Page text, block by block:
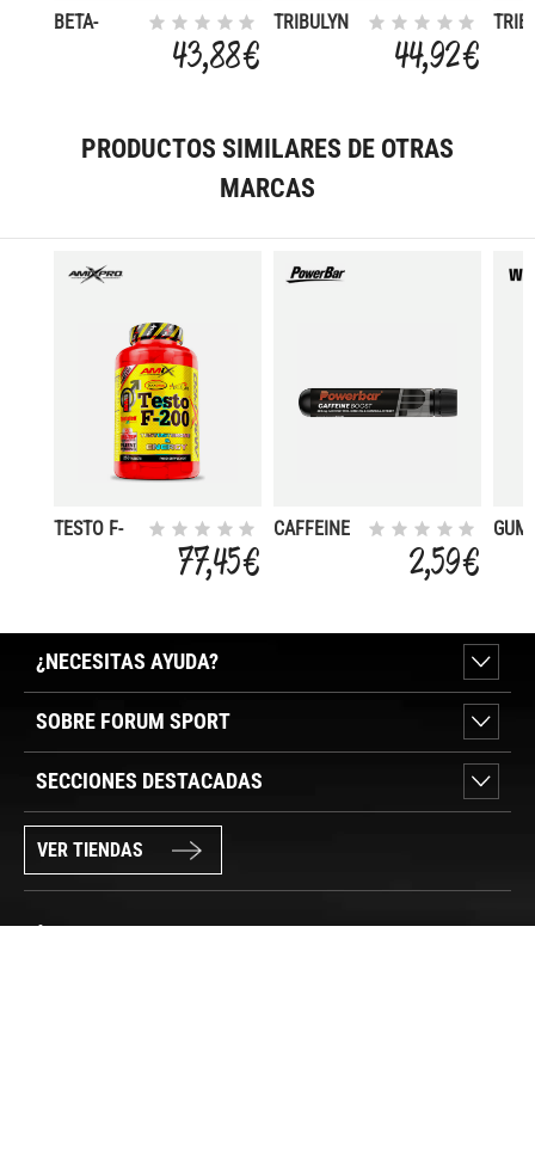
BETA-
43,88 €
TRIBULYN
44,92 €
PRODUCTOS SIMILARES DE OTRAS
MARCAS
TESTO F-
77,45 €
CAFFEINE
2,59 €
¿NECESITAS AYUDA?
SOBRE FORUM SPORT
SECCIONES DESTACADAS
VER TIENDAS